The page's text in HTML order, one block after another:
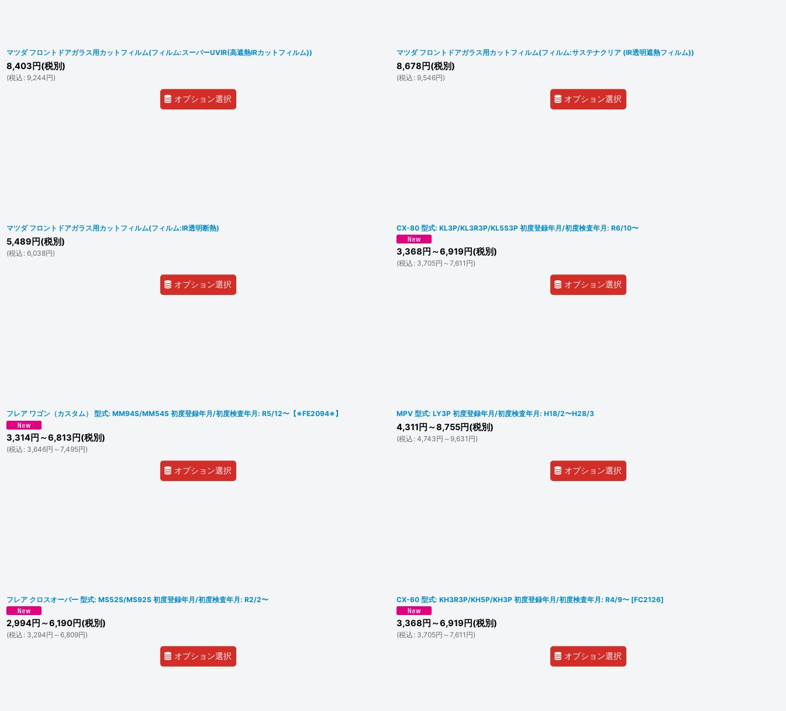
マツダ フロントドアガラス用カットフィルム(フィルム:スーパーUVIR(高遮熱IRカットフィルム))
8,403 円(税別)
(税込 : 9,244円)
オプション選択
マツダ フロントドアガラス用カットフィルム(フィルム:サステナクリア (IR透明遮熱フィルム))
8,678 円(税別)
(税込 : 9,546円)
オプション選択
マツダ フロントドアガラス用カットフィルム(フィルム:IR透明断熱)
5,489 円(税別)
(税込 : 6,038円)
オプション選択
CX-80 型式: KL3P/KL3R3P/KL5S3P 初度登録年月/初度検査年月: R6/10〜
3,368 円 ～6,919 円(税別)
(税込 : 3,705円 ～7,611 円)
オプション選択
フレア ワゴン（カスタム） 型式: MM94S/MM54S 初度登録年月/初度検査年月: R5/12〜【※FE2094※】
3,314円 ～6,813 円(税別)
(税込 : 3,646円 ～7,495円)
オプション選択
MPV 型式: LY3P 初度登録年月/初度検査年月: H18/2〜H28/3
4,311 円 ～8,755円(税別)
(税込 : 4,743円 ～9,631 円)
オプション選択
フレア クロスオーバー 型式: MS52S/MS92S 初度登録年月/初度検査年月: R2/2〜
2,994円 ～6,190円(税別)
(税込 : 3,294円 ～6,809円)
オプション選択
CX-60 型式: KH3R3P/KH5P/KH3P 初度登録年月/初度検査年月: R4/9〜 [FC2126]
3,368 円 ～6,919 円(税別)
(税込 : 3,705円 ～7,611 円)
オプション選択